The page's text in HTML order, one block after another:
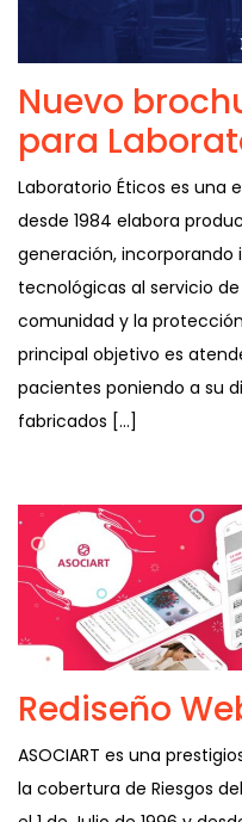
Nuevo
para
Laboratorio Éticos es una
desde 1984 elabora
generación,
tecnológicas al servicio
comunidad y la
principal objetivo es
pacientes poniendo a su
fabricados […]
Rediseño
ASOCIART es una
la cobertura de Riesgos